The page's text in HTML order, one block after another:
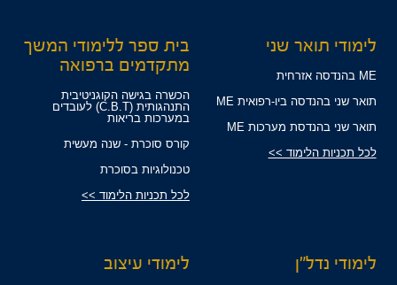
לימודי תואר שני
ME בהנדסה אזרחית
תואר שני בהנדסה ביו-רפואית ME
תואר שני בהנדסת מערכות ME
לכל תכניות הלימוד >>
בית ספר ללימודי המשך
מתקדמים ברפואה
הכשרה בגישה הקוגניטיבית
התנהגותית (C.B.T) לעובדים
במערכות בריאות
קורס סוכרת - שנה מעשית
טכנולוגיות בסוכרת
לכל תכניות הלימוד >>
לימודי נדל"ן לימודי עיצוב